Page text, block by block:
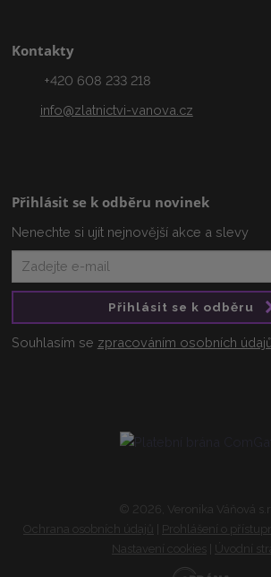
Kontakty
+420 608 233 218
info@zlatnictvi-vanova.cz
Přihlásit se k odběru novinek
Nenechte si ujít nejnovější akce a slevy
Přihlásit se k odběru
Souhlasím se zpracováním osobních
© 2026, Veronika Váňová
Ochrana osobních údajů
Prohlášení o
Nastavení cookies
Úvodní